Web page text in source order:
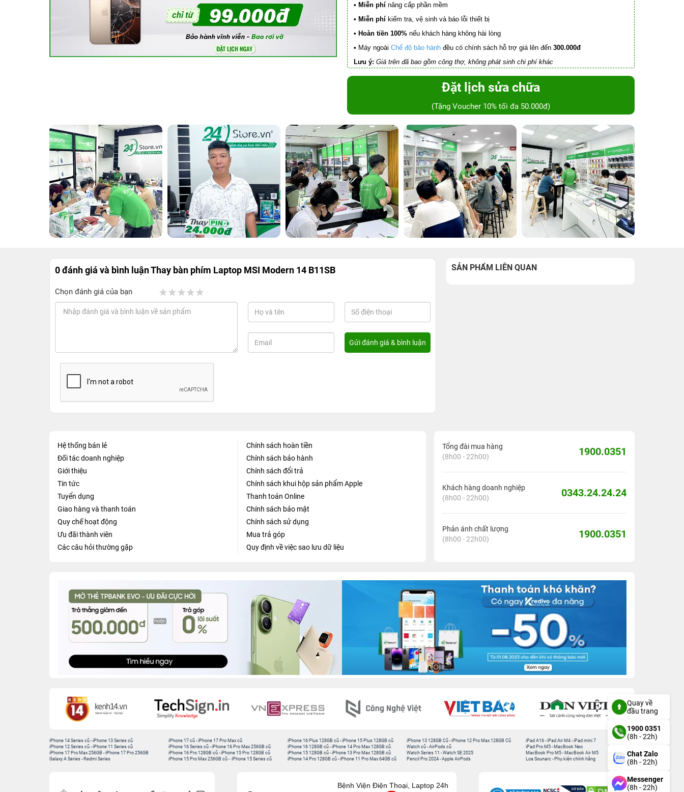
• Miễn phí nâng cấp phần mềm
• Miễn phí kiểm tra, vệ sinh và báo lỗi thiết bị
• Hoàn tiền 100% nếu khách hàng không hài lòng
• Máy ngoài Chế độ bảo hành đều có chính sách hỗ trợ giá lên đến 300.000đ
Lưu ý: Giá trên đã bao gồm công thợ, không phát sinh chi phí khác
Đặt lịch sửa chữa
(Tặng Voucher 10% tối đa 50.000đ)
0 đánh giá và bình luậnThay bàn phím Laptop MSI Modern 14 B11SB
Chọn đánh giá của bạn
SẢN PHẨM LIÊN QUAN
Hệ thống bán lẻ
Đối tác doanh nghiệp
Giới thiệu
Tin tức
Tuyển dụng
Giao hàng và thanh toán
Quy chế hoạt động
Ưu đãi thành viên
Các câu hỏi thường gặp
Chính sách hoàn tiền
Chính sách bảo hành
Chính sách đổi trả
Chính sách khui hộp sản phẩm Apple
Thanh toán Online
Chính sách bảo mật
Chính sách sử dụng
Mua trả góp
Quy định về việc sao lưu dữ liệu
Tổng đài mua hàng
(8h00 - 22h00)
1900.0351
Khách hàng doanh nghiệp
(8h00 - 22h00)
0343.24.24.24
Phản ánh chất lượng
(8h00 - 22h00)
1900.0351
iPhone 14 Series cũ -iPhone 13 Series cũ
iPhone 12 Series cũ -iPhone 11 Series cũ
iPhone 17 Pro Max 256GB -iPhone 17 Pro 256GB
Galaxy A Series - Redmi Series
iPhone 17 cũ -iPhone 17 Pro Max cũ
iPhone 16 Series cũ - iPhone 16 Pro Max 256GB cũ
iPhone 16 Pro 128GB cũ -iPhone 15 Pro 128GB cũ
iPhone 15 Pro Max 256GB cũ - iPhone 15 Series cũ
iPhone 16 Plus 128GB cũ -iPhone 15 Plus 128GB cũ
iPhone 16 128GB cũ -iPhone 14 Pro Max 128GB cũ
iPhone 15 128GB cũ -iPhone 13 Pro Max 128GB cũ
iPhone 14 Pro 128GB cũ -iPhone 11 Pro Max 64GB cũ
iPhone 13 128GB Cũ -iPhone 12 Pro Max 128GB Cũ
Watch cũ -AirPods cũ
Watch Series 11 -Watch SE 2025
Pencil Pro 2024 -Apple AirPods
iPad A16 -iPad Air M4 -iPad mini 7
iPad Pro M5 - MacBook Neo
MacBook Pro M5 - MacBook Air M5
Loa Sounarc - Phụ kiện chính hãng
Bệnh Viện Điện Thoại, Laptop 24h
Quay về
đầu trang
1900 0351
(8h - 22h)
Chat Zalo
(8h - 22h)
Messenger
(8h - 22h)